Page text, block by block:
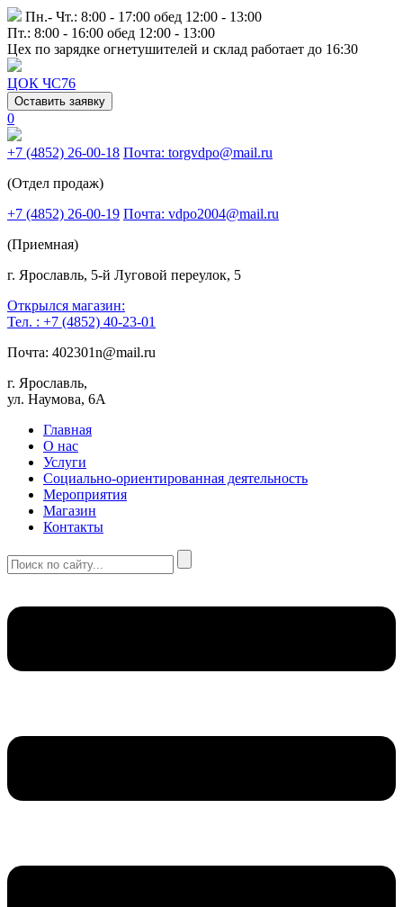
Пн.- Чт.: 8:00 - 17:00 обед 12:00 - 13:00
Пт.: 8:00 - 16:00 обед 12:00 - 13:00
Цех по зарядке огнетушителей и склад работает до 16:30
ЦОК ЧС76
Оставить заявку
0
+7 (4852) 26-00-18 Почта: torgvdpo@mail.ru
(Отдел продаж)
+7 (4852) 26-00-19 Почта: vdpo2004@mail.ru
(Приемная)
г. Ярославль, 5-й Луговой переулок, 5
Открылся магазин:
Тел. : +7 (4852) 40-23-01
Почта: 402301n@mail.ru
г. Ярославль,
ул. Наумова, 6А
Главная
О нас
Услуги
Социально-ориентированная деятельность
Мероприятия
Магазин
Контакты